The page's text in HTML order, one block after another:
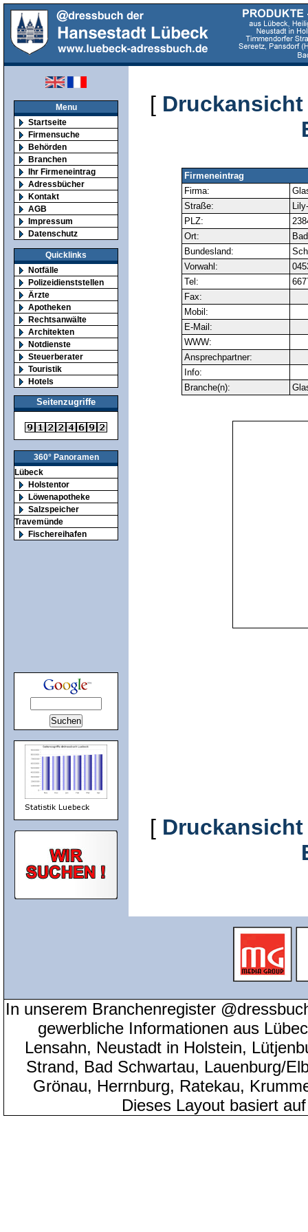
Menu
Startseite
Firmensuche
Behörden
Branchen
Ihr Firmeneintrag
Adressbücher
Kontakt
AGB
Impressum
Datenschutz
Quicklinks
Notfälle
Polizeidienststellen
Ärzte
Apotheken
Rechtsanwälte
Architekten
Notdienste
Steuerberater
Touristik
Hotels
Seitenzugriffe
360° Panoramen
Lübeck
Holstentor
Löwenapotheke
Salzspeicher
Travemünde
Fischereihafen
[ Druckansicht
Firmeneintrag
Firma:
Straße:
PLZ:
Ort:
Bundesland:
Vorwahl:
Tel:
Fax:
Mobil:
E-Mail:
WWW:
Ansprechpartner:
Info:
Branche(n):
[ Druckansicht
In unserem Branchenregister
gewerbliche Informationen aus
Lensahn, Neustadt in Holstein,
Strand, Bad Schwartau, Lauenburg/
Grönau, Herrnburg, Ratekau,
Dieses Layout basiert